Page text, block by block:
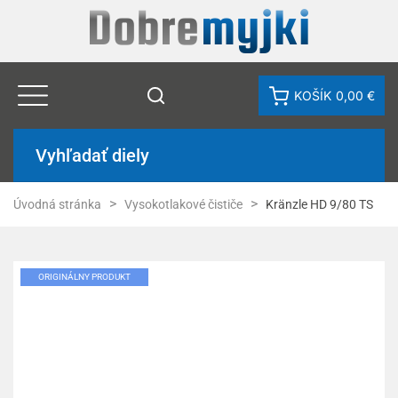
KOŠÍK 0,00 €
Vyhľadať diely
Úvodná stránka Vysokotlakové čističe Kränzle HD 9/80 TS
ORIGINÁLNY PRODUKT